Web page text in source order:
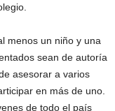
menos un niño y una
sean de autoría
asesorar a varios
en más de uno.
de todo el país